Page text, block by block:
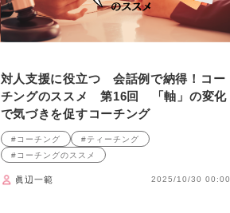
対人支援に役立つ 会話例で納得！コー
チングのススメ 第16回 「軸」の変化
で気づきを促すコーチング
#コーチング
#ティーチング
#コーチングのススメ
眞辺一範 2025/10/30 00:00